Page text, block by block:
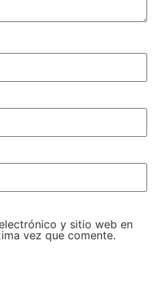
y sitio web en
vez que comente.